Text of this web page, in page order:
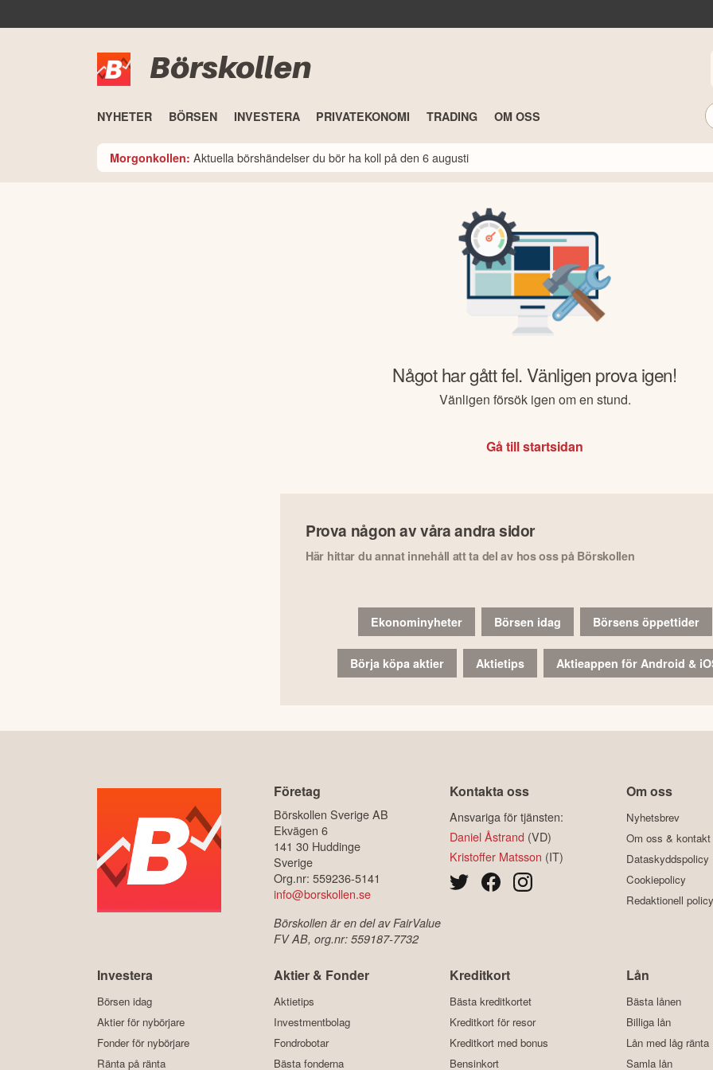
Börskollen
NYHETER BÖRSEN INVESTERA PRIVATEKONOMI TRADING OM OSS
Morgonkollen: Aktuella börshändelser du bör ha koll på den 6 augusti
Något har gått fel. Vänligen prova igen!
Vänligen försök igen om en stund.
Gå till startsidan
Prova någon av våra andra sidor
Här hittar du annat innehåll att ta del av hos oss på Börskollen
Ekonominyheter Börsen idag Börsens öppettider
Börja köpa aktier Aktietips Aktieappen för Android &
Företag
Börskollen Sverige AB
Ekvägen 6
141 30 Huddinge
Sverige
Org.nr: 559236-5141
info@borskollen.se
Börskollen är en del av FairValue
FV AB, org.nr: 559187-7732
Kontakta oss
Ansvariga för tjänsten:
Daniel Åstrand (VD)
Kristoffer Matsson (IT)
Om oss
Nyhetsbrev
Om oss & kontakt
Dataskyddspolicy
Cookiepolicy
Redaktionell policy
Investera
Börsen idag
Aktier för nybörjare
Fonder för nybörjare
Ränta på ränta
Aktier & Fonder
Aktietips
Investmentbolag
Fondrobotar
Bästa fonderna
Kreditkort
Bästa kreditkortet
Kreditkort för resor
Kreditkort med bonus
Bensinkort
Lån
Bästa lånen
Billiga lån
Lån med låg ränta
Samla lån